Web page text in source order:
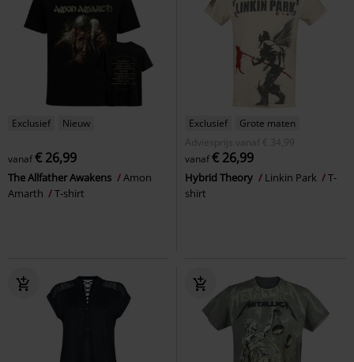
Exclusief Nieuw
vanaf€ 26,99
The Allfather Awakens
Amon
Amarth
T-shirt
Exclusief
Grote maten
Adviesprijs
vanaf € 34,99
vanaf€ 26,99
Hybrid Theory Linkin Park
T-
shirt